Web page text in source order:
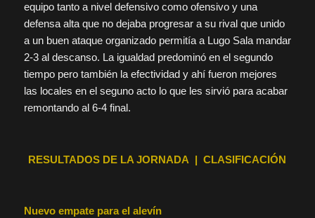
equipo tanto a nivel defensivo como ofensivo y una
defensa alta que no dejaba progresar a su rival que unido
a un buen ataque organizado permitía a Lugo Sala mandar
2-3 al descanso. La igualdad predominó en el segundo
tiempo pero también la efectividad y ahí fueron mejores
las locales en el seguno acto lo que les sirvió para acabar
remontando al 6-4 final.
RESULTADOS DE LA JORNADA | CLASIFICACIÓN
Nuevo empate para el alevín